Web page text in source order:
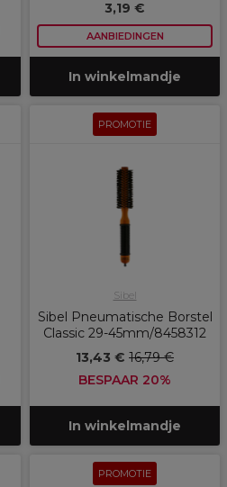
3,19 €
AANBIEDINGEN
In winkelmandje
PROMOTIE
Sibel
Sibel Pneumatische Borstel
Classic 29-45mm/8458312
13,43 € 16,79 €
BESPAAR 20%
In winkelmandje
PROMOTIE